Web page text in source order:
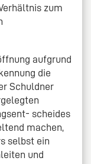
zum
aufgrund
die
Schuldner
scheides
machen,
selbst ein
und